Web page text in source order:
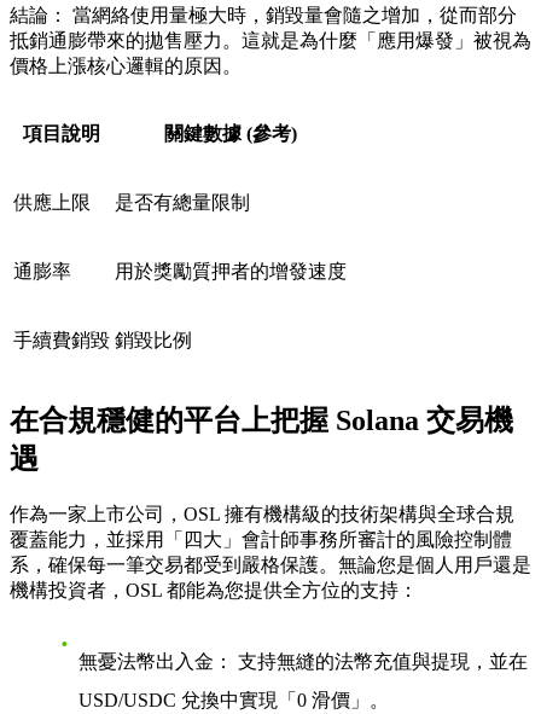
結論：
當網絡使用量極大時，銷毀量會隨之增加，從而部分
抵銷通膨帶來的拋售壓力。這就是為什麼「應用爆發」被視為
價格上漲核心邏輯的原因。
項目說明 關鍵數據 (參考)
供應上限 是否有總量限制
通膨率 用於獎勵質押者的增發速度
手續費銷毀 銷毀比例
在合規穩健的平台上把握 Solana 交易機
遇
作為一家上市公司， OSL 擁有機構級的技術架構與全球合規
覆蓋能力，並採用「四大」會計師事務所審計的風險控制體
系，確保每一筆交易都受到嚴格保護。無論您是個人用戶還是
機構投資者，OSL 都能為您提供全方位的支持：
無憂法幣出入金：
支持無縫的法幣充值與提現，並在
USD/USDC 兌換中實現「0 滑價」。